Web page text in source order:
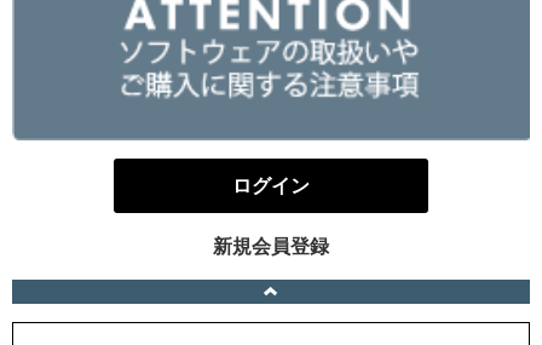
ログイン
新規会員登録